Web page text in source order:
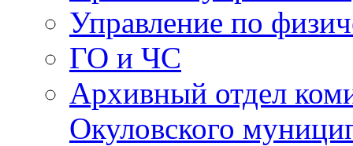
Управление по
ГО и ЧС
Архивный отдел
Окуловского